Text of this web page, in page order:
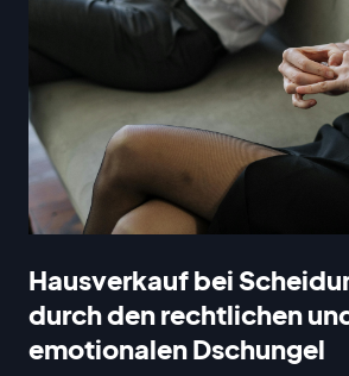
Hausverkauf bei
durch den rechtlichen
emotionalen Dschungel